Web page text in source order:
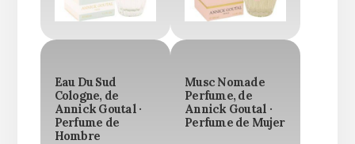
Eau Du Sud
Cologne, de
Annick Goutal ·
Perfume de
Hombre
Musc Nomade
Perfume, de
Annick Goutal ·
Perfume de Mujer